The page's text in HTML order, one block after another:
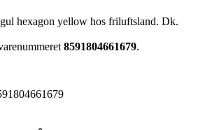
hexagon yellow hos friluftsland. Dk.
8591804661679.